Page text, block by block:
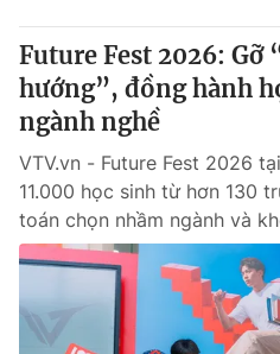
Góc doanh nghiệp
Truyền hình
Phim VTV
Hậu trường
Nhân vật
Khán giả
Giải sao mai
Giải trí
Điện ảnh
Âm nhạc
Đời sống
Du lịch
Làm đẹp
Chất lượng cuộc sống
Giáo dục
Học trực tuyến
Công nghệ
Hitech Công nghệ tương lai
Future Fest 2026:
hướng”, đồng hành
ngành nghề
VTV.vn - Future Fest 2026
11.000 học sinh từ hơn 130
toán chọn nhầm ngành và